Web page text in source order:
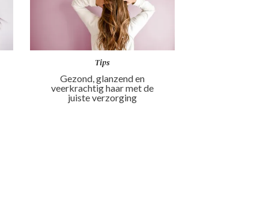
Tips
Gezond, glanzend en
veerkrachtig haar met de
juiste verzorging